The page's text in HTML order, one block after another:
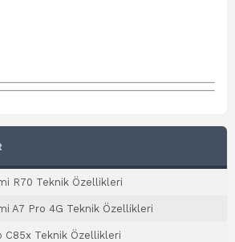
R70 Teknik Özellikleri
A7 Pro 4G Teknik Özellikleri
C85x Teknik Özellikleri